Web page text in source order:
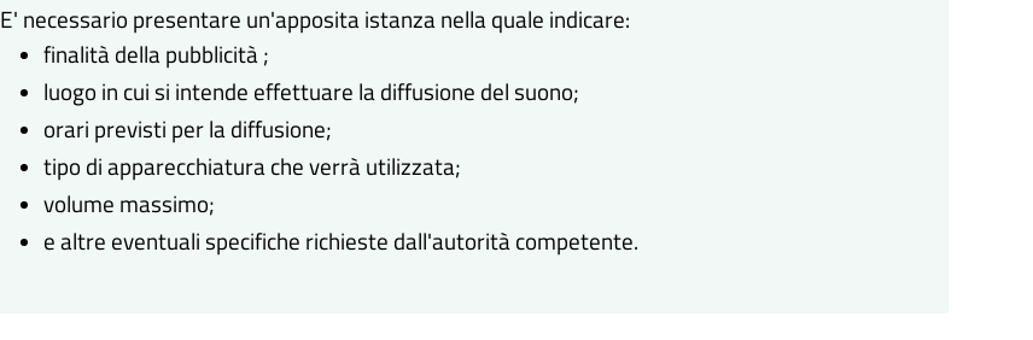
E' necessario presentare un'apposita istanza nella quale indicare:
finalità della pubblicità ;
luogo in cui si intende effettuare la diffusione del suono;
orari previsti per la diffusione;
tipo di apparecchiatura che verrà utilizzata;
volume massimo;
e altre eventuali specifiche richieste dall'autorità competente.